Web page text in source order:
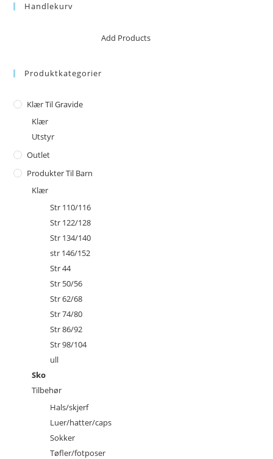
Handlekurv
No products in the cart.Add Products
Produktkategorier
Klær Til Gravide
Klær
Utstyr
Outlet
Produkter Til Barn
Klær
Str 110/116
Str 122/128
Str 134/140
str 146/152
Str 44
Str 50/56
Str 62/68
Str 74/80
Str 86/92
Str 98/104
ull
Sko
Tilbehør
Hals/skjerf
Luer/hatter/caps
Sokker
Tøfler/fotposer